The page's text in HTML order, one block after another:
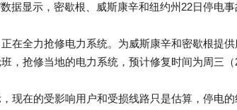
数据显示，密歇根、威斯康辛和纽约州22日停电
在全力抢修电力系统。为威斯康辛和密歇根提
，抢修当地的电力系统，预计修复时间为周三（
现在的受影响用户和受损线路只是估算，停电